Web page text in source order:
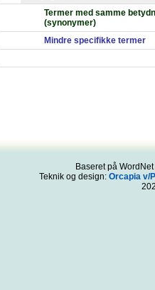
Termer med samme
(synonymer)
Mindre specifikke termer
Baseret på
Teknik og design: Orcapia v/